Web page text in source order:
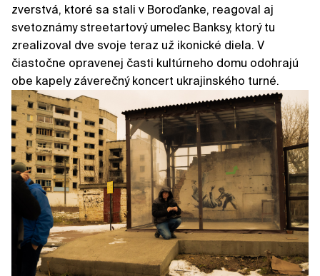
zverstvá, ktoré sa stali v Boroďanke, reagoval aj
svetoznámy streetartový umelec Banksy, ktorý tu
zrealizoval dve svoje teraz už ikonické diela. V
čiastočne opravenej časti kultúrneho domu odohrajú
obe kapely záverečný koncert ukrajinského turné.